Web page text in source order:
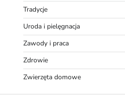
Tradycje
Uroda i pielęgnacja
Zawody i praca
Zdrowie
Zwierzęta domowe